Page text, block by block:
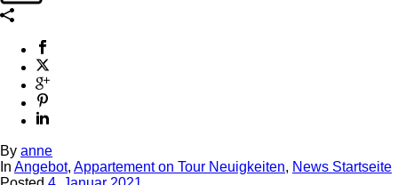
By anne
In Angebot, Appartement on Tour Neuigkeiten, News Startseite